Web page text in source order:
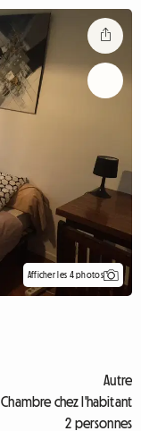
Afficher les 4 photos
Autre
Chambre chez l'habitant
2 personnes